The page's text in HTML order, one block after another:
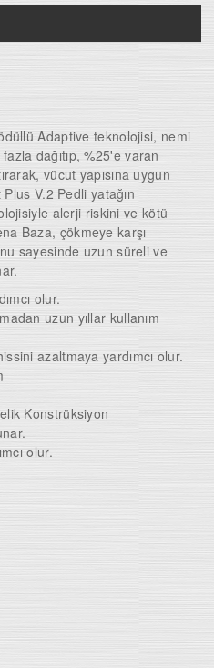
Adaptive teknolojisi, nemi
dağıtıp, %25'e varan
vücut yapısına uygun
V.2 Pedli yatağın
alerji riskini ve kötü
Baza, çökmeye karşı
sayesinde uzun süreli ve
olur.
uzun yıllar kullanım
azaltmaya yardımcı olur.
Konstrüksiyon
olur.